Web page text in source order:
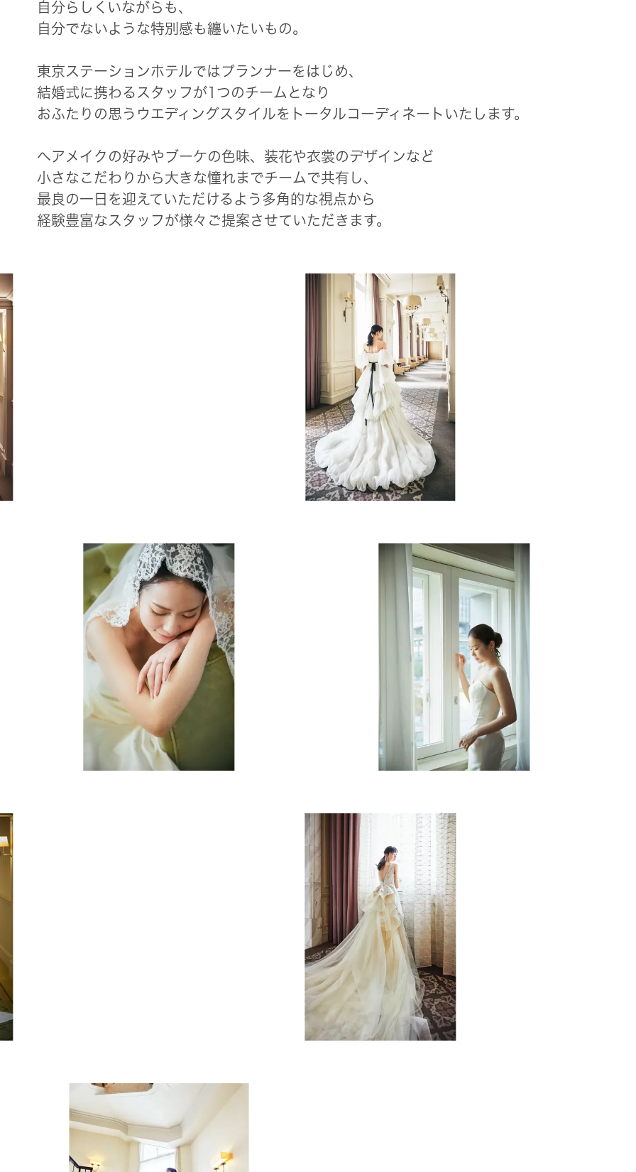
自分らしくいながらも、
自分でないような特別感も纏いたいもの。
東京ステーションホテルではプランナーをはじめ、
結婚式に携わるスタッフが1つのチームとなり
おふたりの思うウエディングスタイルをトータルコーディネートいたします。
ヘアメイクの好みやブーケの色味、装花や衣裳のデザインなど
小さなこだわりから大きな憧れまでチームで共有し、
最良の一日を迎えていただけるよう多角的な視点から
経験豊富なスタッフが様々ご提案させていただきます。